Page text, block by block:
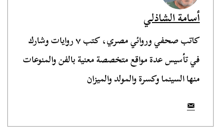
أسامة الشاذلي
كاتب صحفي وروائي مصري، كتب ٧ روايات وشارك
في تأسيس عدة مواقع متخصصة معنية بالفن والمنوعات
منها السينما وكسرة والمولد والميزان